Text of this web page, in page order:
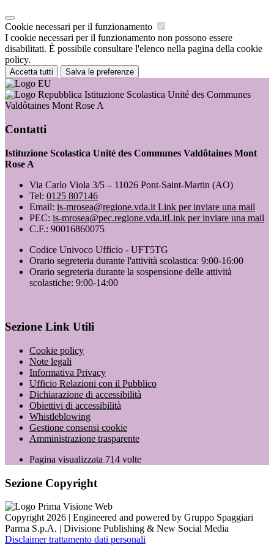
Cookie necessari per il funzionamento
I cookie necessari per il funzionamento non possono essere
disabilitati. È possibile consultare l'elenco nella pagina della cookie
policy.
Accetta tutti Salva le preferenze
Istituzione Scolastica Unité des Communes
Valdôtaines Mont Rose A
Contatti
Istituzione Scolastica Unité des Communes Valdôtaines Mont
Rose A
Via Carlo Viola 3/5 – 11026 Pont-Saint-Martin (AO)
Tel: 0125 807146
Email: is-mrosea@regione.vda.it Link per inviare una mail
PEC: is-mrosea@pec.regione.vda.itLink per inviare una mail
C.F.: 90016860075
Codice Univoco Ufficio - UFT5TG
Orario segreteria durante l'attività scolastica: 9:00-16:00
Orario segreteria durante la sospensione delle attività
scolastiche: 9:00-14:00
Sezione Link Utili
Cookie policy
Note legali
Informativa Privacy
Ufficio Relazioni con il Pubblico
Dichiarazione di accessibilità
Obiettivi di accessibilità
Whistleblowing
Gestione consensi cookie
Amministrazione trasparente
Pagina visualizzata 714 volte
Sezione Copyright
Copyright 2026 | Engineered and powered by Gruppo Spaggiari
Parma S.p.A. | Divisione Publishing & New Social Media
Disclaimer trattamento dati personali